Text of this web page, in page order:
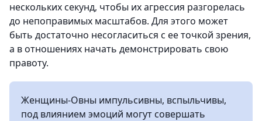
нескольких секунд, чтобы их агрессия разгорелась
до непоправимых масштабов. Для этого может
быть достаточно несогласиться с ее точкой зрения,
а в отношениях начать демонстрировать свою
правоту.
Женщины-Овны импульсивны, вспыльчивы,
под влиянием эмоций могут совершать